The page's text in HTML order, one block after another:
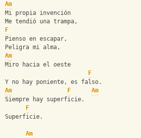
Am
Mi propia invención
Me tendió una trampa,
F
Pienso en escapar,
Peligra mi alma,
Am
Miro hacia el oeste
F
Y no hay poniente, es falso.
Am
F
Am
Siempre hay superficie.
F
Superficie.
Am